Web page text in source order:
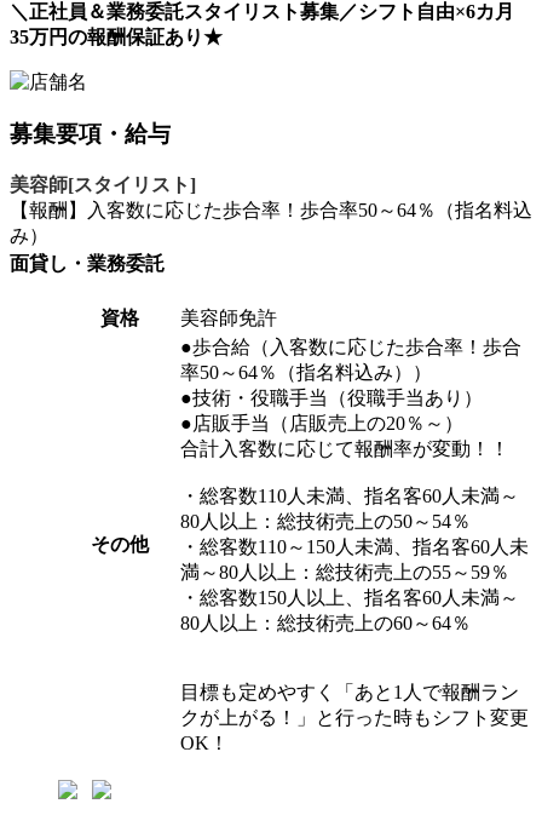
＼正社員＆業務委託スタイリスト募集／シフト自由×6カ月
35万円の報酬保証あり★
募集要項・給与
美容師[スタイリスト]
【報酬】入客数に応じた歩合率！歩合率50～64％（指名料込
み）
面貸し・業務委託
資格 美容師免許
その他
●歩合給（入客数に応じた歩合率！歩合
率50～64％（指名料込み））
●技術・役職手当（役職手当あり）
●店販手当（店販売上の20％～）
合計入客数に応じて報酬率が変動！！
・総客数110人未満、指名客60人未満～
80人以上：総技術売上の50～54％
・総客数110～150人未満、指名客60人未
満～80人以上：総技術売上の55～59％
・総客数150人以上、指名客60人未満～
80人以上：総技術売上の60～64％
目標も定めやすく「あと1人で報酬ラン
クが上がる！」と行った時もシフト変更
OK！